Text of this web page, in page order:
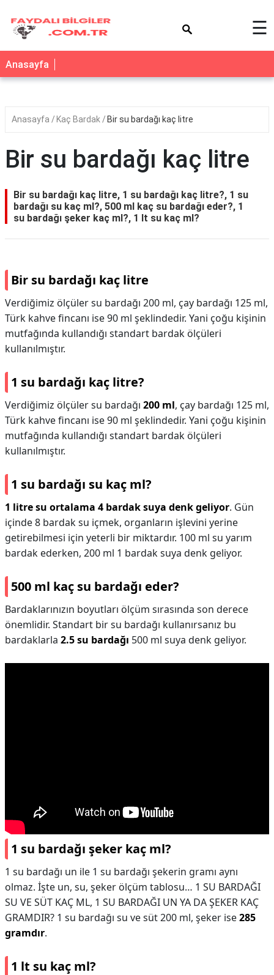
☰
Anasayfa
Anasayfa Kaç Bardak Bir su bardağı kaç litre
Bir su bardağı kaç litre
Bir su bardağı kaç litre, 1 su bardağı kaç litre?, 1 su
bardağı su kaç ml?, 500 ml kaç su bardağı eder?, 1
su bardağı şeker kaç ml?, 1 lt su kaç ml?
Bir su bardağı kaç litre
Verdiğimiz ölçüler su bardağı 200 ml, çay bardağı 125 ml,
Türk kahve fincanı ise 90 ml şeklindedir. Yani çoğu kişinin
mutfağında kullandığı standart bardak ölçüleri
kullanılmıştır.
1 su bardağı kaç litre?
Verdiğimiz ölçüler su bardağı 200 ml, çay bardağı 125 ml,
Türk kahve fincanı ise 90 ml şeklindedir. Yani çoğu kişinin
mutfağında kullandığı standart bardak ölçüleri
kullanılmıştır.
1 su bardağı su kaç ml?
1 litre su ortalama 4 bardak suya denk geliyor. Gün
içinde 8 bardak su içmek, organların işlevini yerine
getirebilmesi için yeterli bir miktardır. 100 ml su yarım
bardak ederken, 200 ml 1 bardak suya denk geliyor.
500 ml kaç su bardağı eder?
Bardaklarınızın boyutları ölçüm sırasında son derece
önemlidir. Standart bir su bardağı kullanırsanız bu
bardaklarla 2.5 su bardağı 500 ml suya denk geliyor.
1 su bardağı şeker kaç ml?
1 su bardağı un ile 1 su bardağı şekerin gramı aynı
olmaz. İşte un, su, şeker ölçüm tablosu… 1 SU BARDAĞI
SU VE SÜT KAÇ ML, 1 SU BARDAĞI UN YA DA ŞEKER KAÇ
GRAMDIR? 1 su bardağı su ve süt 200 ml, şeker ise285
gramdır.
1 lt su kaç ml?